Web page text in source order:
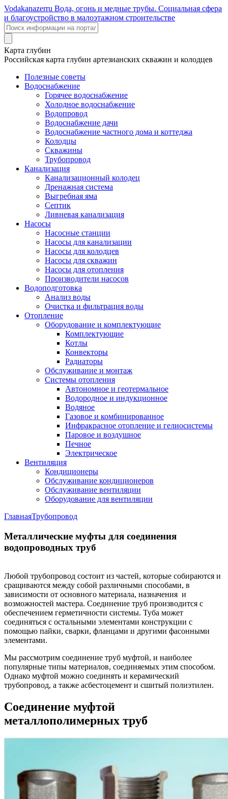
Vodakanazerru Вода, огонь и медные трубы. Социальная сфера
и благоустройство в малоэтажном строительстве
Карта глубин
Российская карта глубин артезианских скважин и колодцев
Полезные советы
Водоснабжение
Горячее водоснабжение
Холодное водоснабжение
Водопровод
Водоснабжение дачи
Водоснабжение частного дома и коттеджа
Колодцы
Скважины
Трубопровод
Канализация
Канализационный колодец
Дренажная система
Выгребная яма
Септик
Ливневая канализация
Насосы
Насосные станции
Насосы для канализации
Насосы для колодцев
Насосы для скважин
Насосы для отопления
Производители насосов
Водоподготовка
Анализ воды
Очистка и фильтрация воды
Отопление
Оборудование и комплектующие
Комплектующие
Котлы
Конвекторы
Радиаторы
Обслуживание и монтаж
Системы отопления
Автономное и геотермальное
Водородное и индукционное
Водяное
Газовое и комбинированное
Инфракрасное отопление и гелиосистемы
Паровое и воздушное
Печное
Электрическое
Вентиляция
Кондиционеры
Обслуживание кондиционеров
Обслуживание вентиляции
Оборудование для вентиляции
ГлавнаяТрубопровод
Металлические муфты для соединения
водопроводных труб
Любой трубопровод состоит из частей, которые собираются и
сращиваются между собой различными способами, в
зависимости от основного материала, назначения и
возможностей мастера. Соединение труб производится с
обеспечением герметичности системы. Туба может
соединяться с остальными элементами конструкции с
помощью пайки, сварки, фланцами и другими фасонными
элементами.
Мы рассмотрим соединение труб муфтой, и наиболее
популярные типы материалов, соединяемых этим способом.
Однако муфтой можно соединять и керамический
трубопровод, а также асбестоцемент и сшитый полиэтилен.
Соединение муфтой
металлополимерных труб